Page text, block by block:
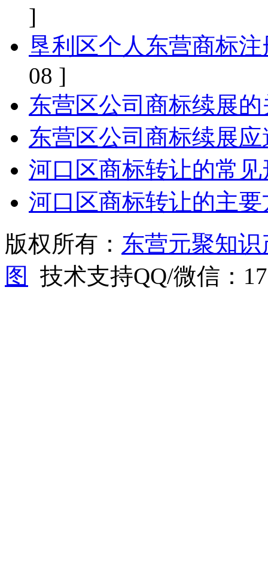
]
垦利区个人东营商标
08 ]
东营区公司商标续展
东营区公司商标续展
河口区商标转让的常
河口区商标转让的主要
版权所有： 东营元聚知
图
技术支持QQ/微信：